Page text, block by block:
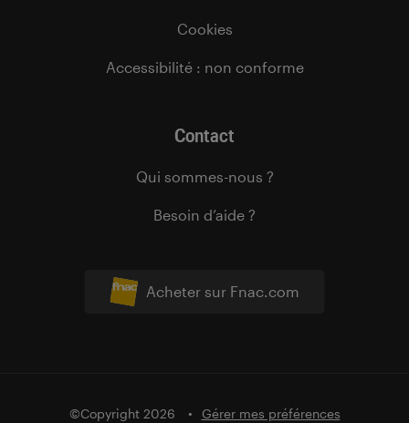
Acheter sur Fnac.com
Cookies
Accessibilité : non conforme
Contact
Qui sommes-nous ?
Besoin d’aide ?
©Copyright 2026 Gérer mes préférences